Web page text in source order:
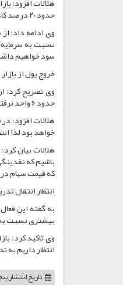
حدود ۲۰ درصد کاهش قیمت سهام در سطح عمومی داشته‌ایم.
سود خواهیم داشت.
خروج پول از
حدود ۶ واحد نرفته بوده است.
خواهد بود لذا
هلالات بیان
باشیم که
که قیمت سهام در بسیاری از نمادها حدود ۲۰ درصد کاهش
انتظار انتقال
بیشتری نسبت به
وی تاکید کرد:
انتظار داریم
تاریخ انتشار